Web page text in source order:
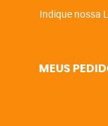
Indique nossa
MEUS